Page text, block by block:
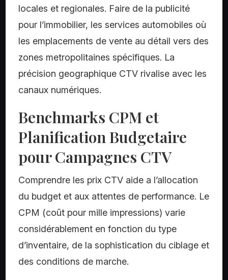
locales et regionales. Faire de la publicité
pour l’immobilier, les services automobiles où
les emplacements de vente au détail vers des
zones metropolitaines spécifiques. La
précision geographique CTV rivalise avec les
canaux numériques.
Benchmarks CPM et
Planification Budgetaire
pour Campagnes CTV
Comprendre les prix CTV aide a l’allocation
du budget et aux attentes de performance. Le
CPM (coût pour mille impressions) varie
considérablement en fonction du type
d’inventaire, de la sophistication du ciblage et
des conditions de marche.